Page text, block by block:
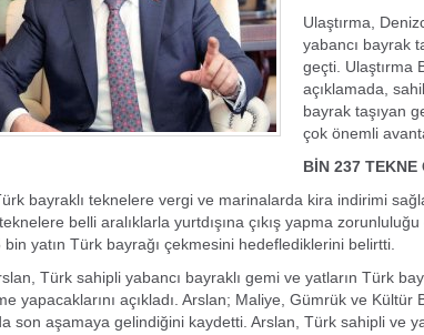
Ulaştırma,
yabancı bayrak
geçti. Ulaştırma
açıklamada,
bayrak taşıyan
çok önemli
BİN 237 TEKNE
bayraklı teknelere vergi ve marinalarda kira indirimi
belli aralıklarla yurtdışına çıkış yapma
yatın Türk bayrağı çekmesini hedeflediklerini belirtti.
Türk sahipli yabancı bayraklı gemi ve yatların Türk
yapacaklarını açıkladı. Arslan; Maliye, Gümrük ve Kültür
son aşamaya gelindiğini kaydetti. Arslan, Türk sahipli ve